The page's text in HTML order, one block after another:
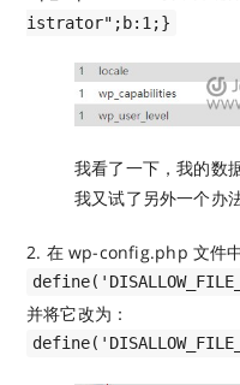
istrator";b:1;}
我看了一下，我的数
我又试了另外一个办
2. 在 wp-config.php 文件
并将它改为：